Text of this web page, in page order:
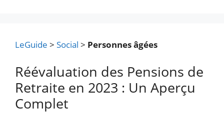
LeGuide > Social > Personnes âgées
Réévaluation des Pensions de
Retraite en 2023 : Un Aperçu
Complet